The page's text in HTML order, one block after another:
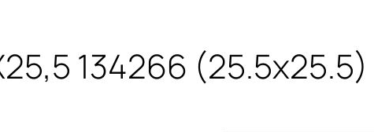
134266 (25.5x25.5)